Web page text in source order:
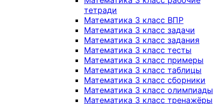
тетради
Математика 3 класс ВПР
Математика 3 класс задачи
Математика 3 класс задания
Математика 3 класс тесты
Математика 3 класс примеры
Математика 3 класс таблицы
Математика 3 класс сборники
Математика 3 класс олимпиады
Математика 3 класс тренажёры